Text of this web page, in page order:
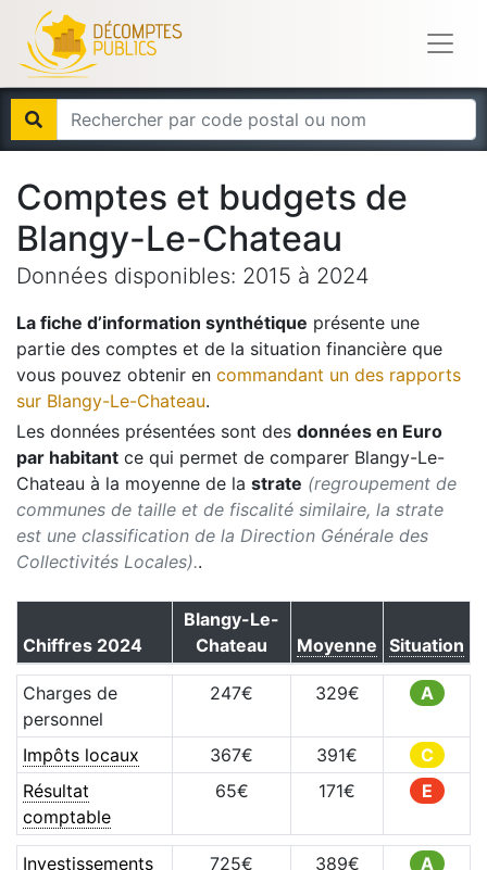
Comptes et budgets de
Blangy-Le-Chateau
Données disponibles: 2015 à 2024
La fiche d’information synthétique présente une
partie des comptes et de la situation financière que
vous pouvez obtenir en commandant un des rapports
sur Blangy-Le-Chateau.
Les données présentées sont des données en Euro
par habitant ce qui permet de comparer Blangy-Le-
Chateau à la moyenne de la strate (regroupement de
communes de taille et de fiscalité similaire, la strate
est une classification de la Direction Générale des
Collectivités Locales)..
Chiffres 2024
Blangy-Le-
Chateau
Moyenne Situation
Charges de
personnel
247€ 329€ A
Impôts locaux 367€ 391€
C
Résultat
comptable
65€ 171€ E
Investissements 725€ 389€
A